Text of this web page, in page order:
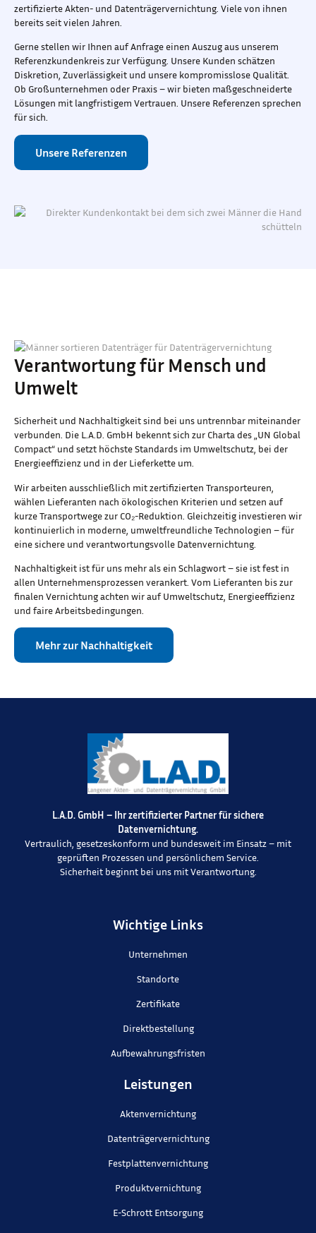
zertifizierte Akten- und Datenträgervernichtung. Viele von ihnen
bereits seit vielen Jahren.
Gerne stellen wir Ihnen auf Anfrage einen Auszug aus unserem
Referenzkundenkreis zur Verfügung. Unsere Kunden schätzen
Diskretion, Zuverlässigkeit und unsere kompromisslose Qualität.
Ob Großunternehmen oder Praxis – wir bieten maßgeschneiderte
Lösungen mit langfristigem Vertrauen. Unsere Referenzen sprechen
für sich.
Unsere Referenzen
Verantwortung für Mensch und
Umwelt
Sicherheit und Nachhaltigkeit sind bei uns untrennbar miteinander
verbunden. Die L.A.D. GmbH bekennt sich zur Charta des „UN Global
Compact“ und setzt höchste Standards im Umweltschutz, bei der
Energieeffizienz und in der Lieferkette um.
Wir arbeiten ausschließlich mit zertifizierten Transporteuren,
wählen Lieferanten nach ökologischen Kriterien und setzen auf
kurze Transportwege zur CO₂-Reduktion. Gleichzeitig investieren wir
kontinuierlich in moderne, umweltfreundliche Technologien – für
eine sichere und verantwortungsvolle Datenvernichtung.
Nachhaltigkeit ist für uns mehr als ein Schlagwort – sie ist fest in
allen Unternehmensprozessen verankert. Vom Lieferanten bis zur
finalen Vernichtung achten wir auf Umweltschutz, Energieeffizienz
und faire Arbeitsbedingungen.
Mehr zur Nachhaltigkeit
L.A.D. GmbH – Ihr zertifizierter Partner für sichere
Datenvernichtung.
Vertraulich, gesetzeskonform und bundesweit im Einsatz – mit
geprüften Prozessen und persönlichem Service.
Sicherheit beginnt bei uns mit Verantwortung.
Wichtige Links
Unternehmen
Standorte
Zertifikate
Direktbestellung
Aufbewahrungsfristen
Leistungen
Aktenvernichtung
Datenträgervernichtung
Festplattenvernichtung
Produktvernichtung
E-Schrott Entsorgung